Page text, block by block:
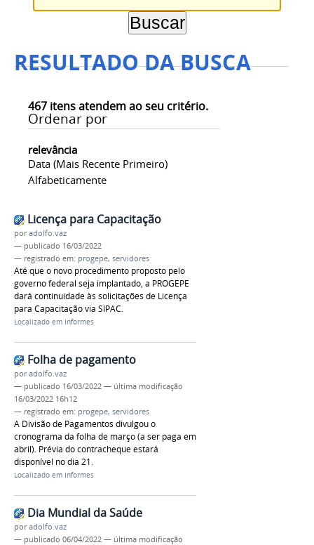
RESULTADO DA BUSCA
467 itens atendem ao seu critério.
Ordenar por
relevância
Data (mais Recente Primeiro)
Alfabeticamente
Licença para Capacitação
poradolfo.vaz
— publicado 16/03/2022
— registrado em: progepe, servidores
Até que o novo procedimento proposto pelo
governo federal seja implantado, a PROGEPE
dará continuidade às solicitações de Licença
para Capacitação via SIPAC.
Localizado em Informes
Folha de pagamento
poradolfo.vaz
— publicado 16/03/2022 — última modificação
16/03/2022 16h12
— registrado em: progepe, servidores
A Divisão de Pagamentos divulgou o
cronograma da folha de março (a ser paga em
abril). Prévia do contracheque estará
disponível no dia 21.
Localizado em Informes
Dia Mundial da Saúde
poradolfo.vaz
— publicado 06/04/2022 — última modificação